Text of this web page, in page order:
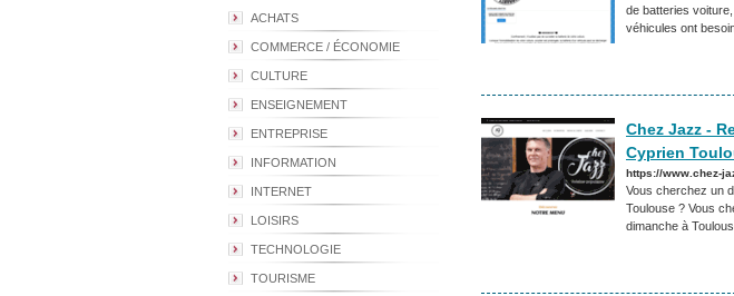
ACHATS
COMMERCE / ÉCONOMIE
CULTURE
ENSEIGNEMENT
ENTREPRISE
INFORMATION
INTERNET
LOISIRS
TECHNOLOGIE
TOURISME
de batteries
véhicules ont
Chez Jazz -
Cyprien
https://www.chez-
Vous cherchez un
Toulouse ? Vous
dimanche à